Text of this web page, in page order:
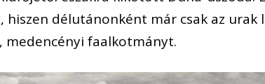
hiszen délutánonként már csak az
medencényi faalkotmányt.